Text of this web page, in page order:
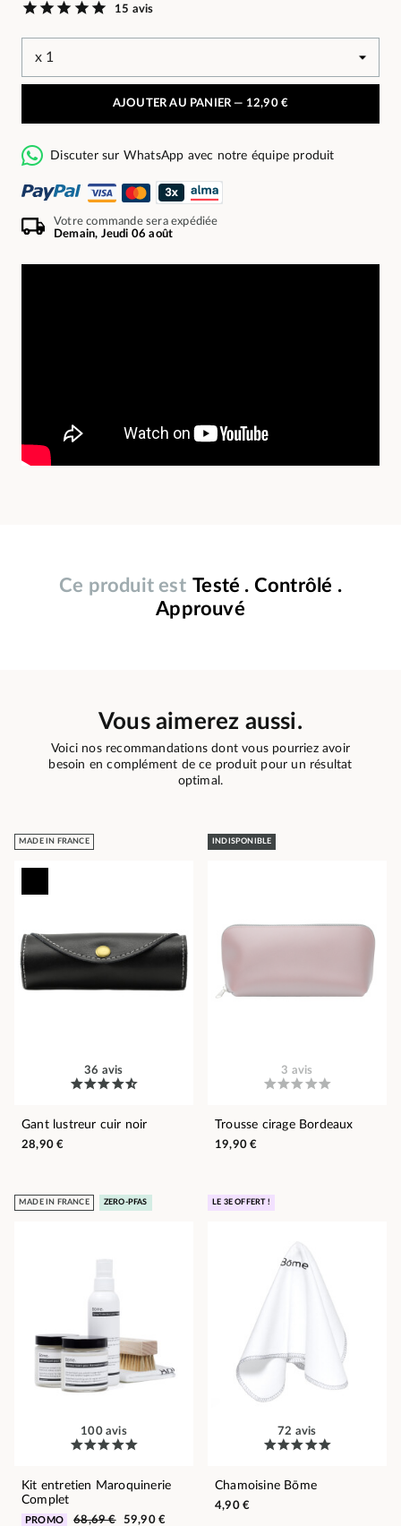
15 avis
AJOUTER AU PANIER — 12,90 €
Discuter sur WhatsApp avec notre équipe produit
Votre commande sera expédiée
Demain, Jeudi 06 août
Ce produit est Testé . Contrôlé .
Approuvé
Vous aimerez aussi.
Voici nos recommandations dont vous pourriez avoir
besoin en complément de ce produit pour un résultat
optimal.
MADE IN FRANCE
36 avis
Gant lustreur cuir noir
28,90 €
INDISPONIBLE
3 avis
Trousse cirage Bordeaux
19,90 €
MADE IN FRANCE ZERO-PFAS
100 avis
Kit entretien Maroquinerie
Complet
PROMO 68,69 € 59,90 €
LE 3E OFFERT !
72 avis
Chamoisine Bōme
4,90 €